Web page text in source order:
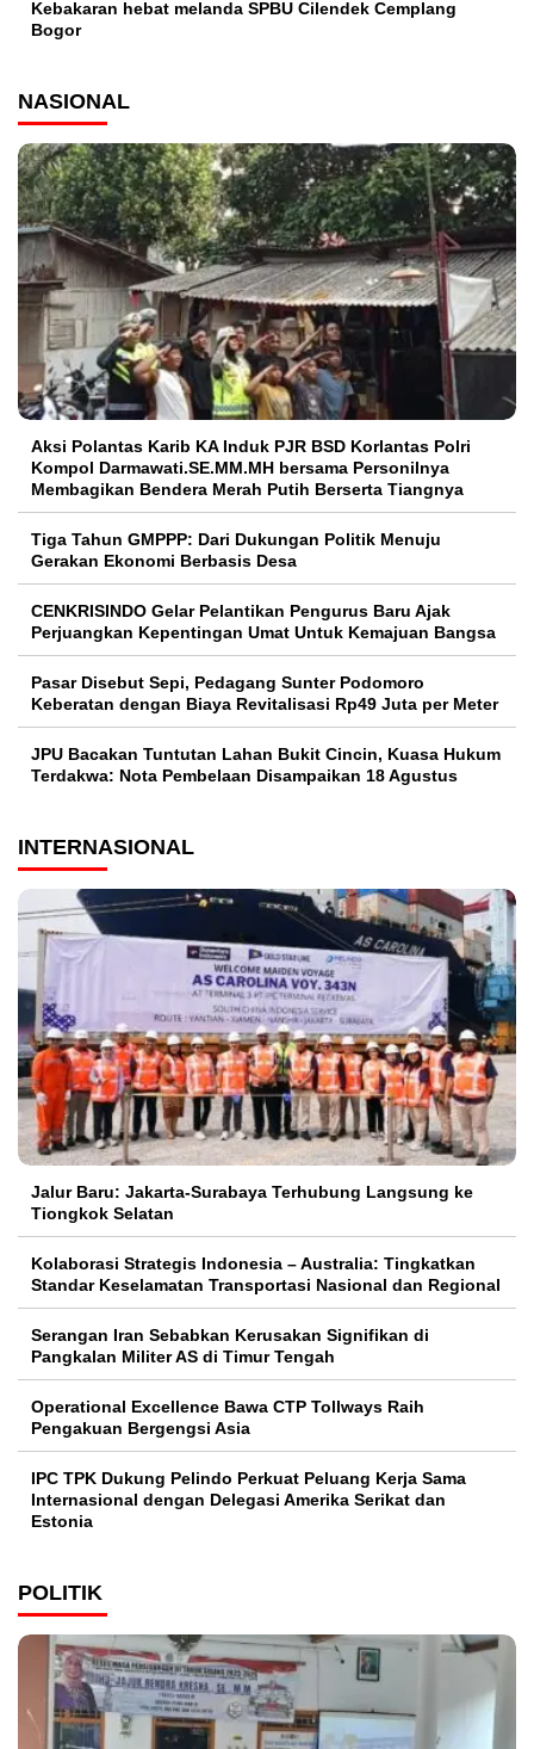
Kebakaran hebat melanda SPBU Cilendek Cemplang
Bogor
NASIONAL
Aksi Polantas Karib KA Induk PJR BSD Korlantas Polri
Kompol Darmawati.SE.MM.MH bersama Personilnya
Membagikan Bendera Merah Putih Berserta Tiangnya
Tiga Tahun GMPPP: Dari Dukungan Politik Menuju
Gerakan Ekonomi Berbasis Desa
CENKRISINDO Gelar Pelantikan Pengurus Baru Ajak
Perjuangkan Kepentingan Umat Untuk Kemajuan Bangsa
Pasar Disebut Sepi, Pedagang Sunter Podomoro
Keberatan dengan Biaya Revitalisasi Rp49 Juta per Meter
JPU Bacakan Tuntutan Lahan Bukit Cincin, Kuasa Hukum
Terdakwa: Nota Pembelaan Disampaikan 18 Agustus
INTERNASIONAL
Jalur Baru: Jakarta-Surabaya Terhubung Langsung ke
Tiongkok Selatan
Kolaborasi Strategis Indonesia – Australia: Tingkatkan
Standar Keselamatan Transportasi Nasional dan Regional
Serangan Iran Sebabkan Kerusakan Signifikan di
Pangkalan Militer AS di Timur Tengah
Operational Excellence Bawa CTP Tollways Raih
Pengakuan Bergengsi Asia
IPC TPK Dukung Pelindo Perkuat Peluang Kerja Sama
Internasional dengan Delegasi Amerika Serikat dan
Estonia
POLITIK